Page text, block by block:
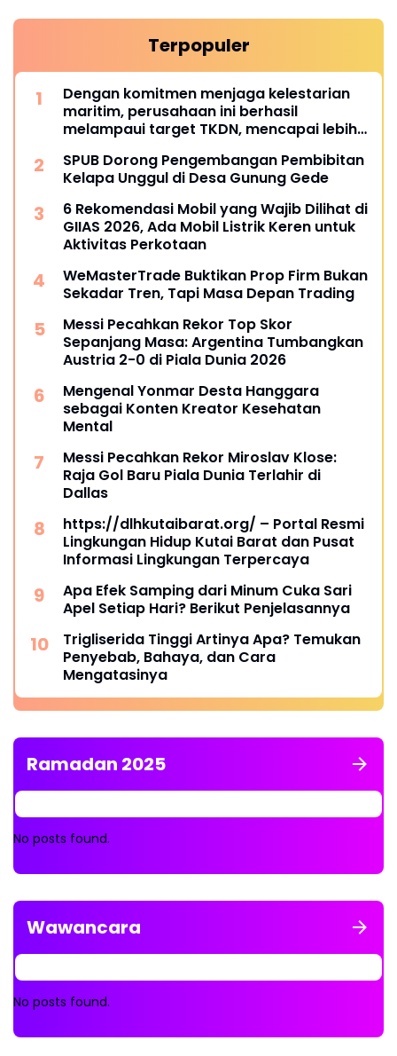
Terpopuler
Dengan komitmen menjaga kelestarian
maritim, perusahaan ini berhasil
melampaui target TKDN, mencapai lebih
SPUB Dorong Pengembangan Pembibitan
Kelapa Unggul di Desa Gunung Gede
6 Rekomendasi Mobil yang Wajib Dilihat di
GIIAS 2026, Ada Mobil Listrik Keren untuk
Aktivitas Perkotaan
WeMasterTrade Buktikan Prop Firm Bukan
Sekadar Tren, Tapi Masa Depan Trading
Messi Pecahkan Rekor Top Skor
Sepanjang Masa: Argentina Tumbangkan
Austria 2-0 di Piala Dunia 2026
Mengenal Yonmar Desta Hanggara
sebagai Konten Kreator Kesehatan
Mental
Messi Pecahkan Rekor Miroslav Klose:
Raja Gol Baru Piala Dunia Terlahir di
Dallas
https://dlhkutaibarat.org/ – Portal Resmi
Lingkungan Hidup Kutai Barat dan Pusat
Informasi Lingkungan Terpercaya
Apa Efek Samping dari Minum Cuka Sari
Apel Setiap Hari? Berikut Penjelasannya
Trigliserida Tinggi Artinya Apa? Temukan
Penyebab, Bahaya, dan Cara
Mengatasinya
Ramadan 2025
No posts found.
Wawancara
No posts found.